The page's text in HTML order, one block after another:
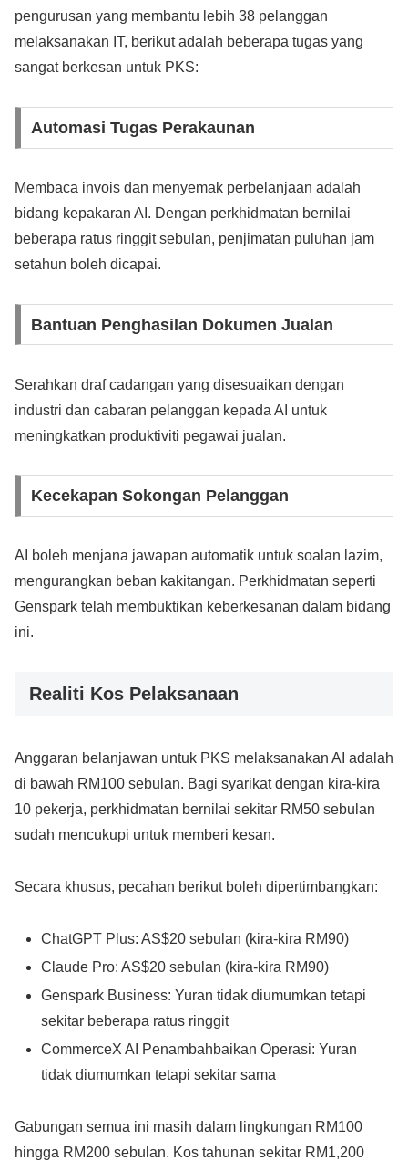
pengurusan yang membantu lebih 38 pelanggan
melaksanakan IT, berikut adalah beberapa tugas yang
sangat berkesan untuk PKS:
Automasi Tugas Perakaunan
Membaca invois dan menyemak perbelanjaan adalah
bidang kepakaran AI. Dengan perkhidmatan bernilai
beberapa ratus ringgit sebulan, penjimatan puluhan jam
setahun boleh dicapai.
Bantuan Penghasilan Dokumen Jualan
Serahkan draf cadangan yang disesuaikan dengan
industri dan cabaran pelanggan kepada AI untuk
meningkatkan produktiviti pegawai jualan.
Kecekapan Sokongan Pelanggan
AI boleh menjana jawapan automatik untuk soalan lazim,
mengurangkan beban kakitangan. Perkhidmatan seperti
Genspark telah membuktikan keberkesanan dalam bidang
ini.
Realiti Kos Pelaksanaan
Anggaran belanjawan untuk PKS melaksanakan AI adalah
di bawah RM100 sebulan. Bagi syarikat dengan kira-kira
10 pekerja, perkhidmatan bernilai sekitar RM50 sebulan
sudah mencukupi untuk memberi kesan.
Secara khusus, pecahan berikut boleh dipertimbangkan:
ChatGPT Plus: AS$20 sebulan (kira-kira RM90)
Claude Pro: AS$20 sebulan (kira-kira RM90)
Genspark Business: Yuran tidak diumumkan tetapi
sekitar beberapa ratus ringgit
CommerceX AI Penambahbaikan Operasi: Yuran
tidak diumumkan tetapi sekitar sama
Gabungan semua ini masih dalam lingkungan RM100
hingga RM200 sebulan. Kos tahunan sekitar RM1,200